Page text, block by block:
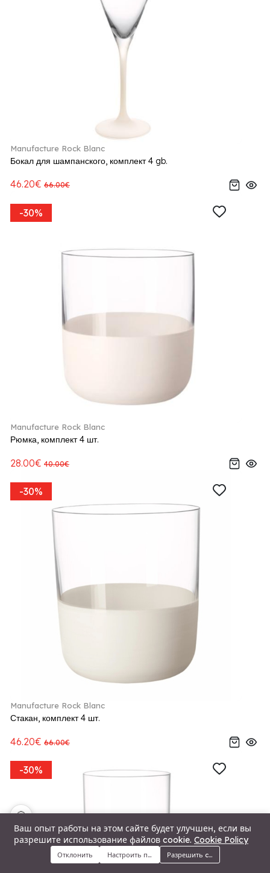
Меню Категории Поиск Корзина
Manufacture Rock Blanc
Бокал для шампанского, комплект 4 gb.
46.20€ 66.00€
-30%
Manufacture Rock Blanc
Рюмка, комплект 4 шт.
28.00€ 40.00€
-30%
Manufacture Rock Blanc
Стакан, комплект 4 шт.
46.20€ 66.00€
-30%
Ваш опыт работы на этом сайте будет улучшен, если вы
разрешите использование файлов cookie. Cookie Policy
Отклонить Настроить предпочтенияРазрешить cookie
🍪